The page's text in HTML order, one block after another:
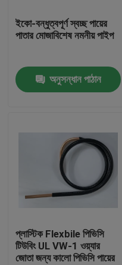
কারখানা ভ্রমণ
মান নিয়ন্ত্রণ
উদ্ধৃতির জন্য আবেদন
নমনীয় পিভিসি টিউবিং
ঢেউখেলান নমনীয় টিউবিং
ইকো-বন্ধুত্বপূর্ণ স্বচ্ছ পায়ের
পাতার মোজাবিশেষ নমনীয় পাইপ
অনুসন্ধান পাঠান
প্লাস্টিক Flexbile পিভিসি
টিউবিং UL VW-1 ওয়্যার
জোতা জন্য কালো পিভিসি পায়ের